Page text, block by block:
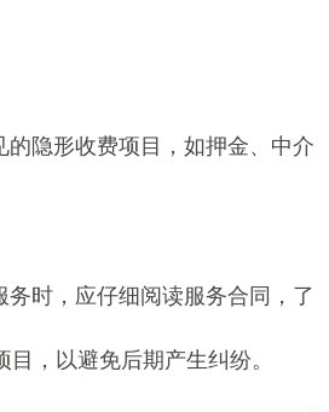
的隐形收费项目，如押金、中介
务时，应仔细阅读服务合同，了
，以避免后期产生纠纷。